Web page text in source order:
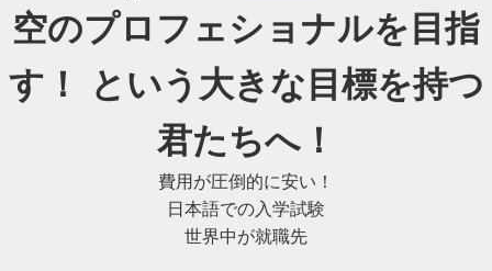
空のプロフェショナルを目指
す！ という大きな目標を持つ
君たちへ！
費用が圧倒的に安い！
日本語での入学試験
世界中が就職先